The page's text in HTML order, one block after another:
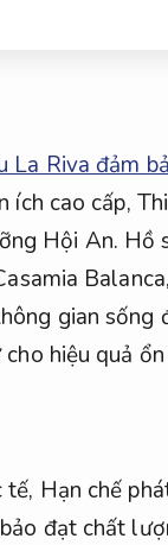
La Riva đảm
ích cao cấp,
Hội An. Hồ
gian sống
hiệu quả ổn
tế, Hạn chế
đạt chất